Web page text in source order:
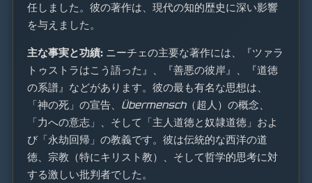
任しました。彼の著作は、現代の知的歴史に深い影響
を与えました。
主な事実と功績: ニーチェの主要な著作には、『ツァラ
トゥストラはこう語った』、『善悪の彼岸』、『道徳
の系譜』などがあります。彼の最も有名な思想は、
「神の死」の宣告、 Übermensch（超人）の概念、
「力への意志」、そして「主人道徳と奴隷道徳」およ
び「永劫回帰」の教義です。彼は伝統的な西洋の道
徳、宗教（特にキリスト教）、そして哲学的思考に対
する激しい批判者でした。